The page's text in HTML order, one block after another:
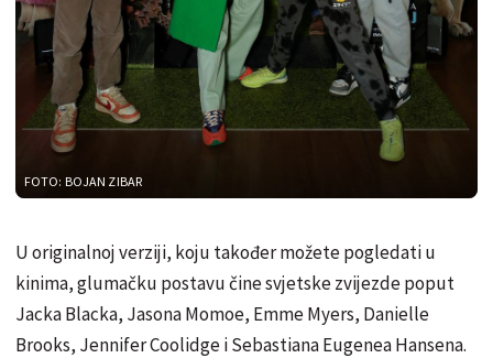
FOTO: BOJAN ZIBAR
U originalnoj verziji, koju također možete pogledati u
kinima, glumačku postavu čine svjetske zvijezde poput
Jacka Blacka, Jasona Momoe, Emme Myers, Danielle
Brooks, Jennifer Coolidge i Sebastiana Eugenea Hansena.